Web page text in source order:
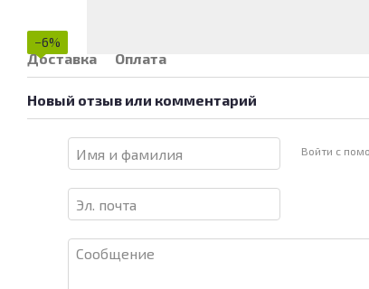
−6%
Доставка Оплата
Новый отзыв или комментарий
Войти с